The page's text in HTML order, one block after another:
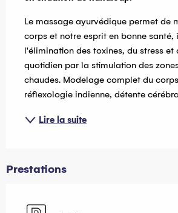
Le massage ayurvédique permet de
corps et notre esprit en bonne santé,
l'élimination des toxines, du stress et
quotidien par la stimulation des
chaudes. Modelage complet du
réflexologie indienne, détente
Lire la suite
Prestations